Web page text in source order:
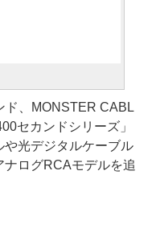
、MONSTER CABL
セカンドシリーズ」
光デジタルケーブル
ログRCAモデルを追